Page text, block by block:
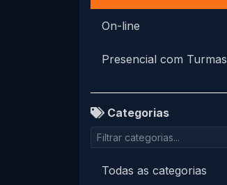
On-line
Presencial com Turmas
Categorias
Todas as categorias